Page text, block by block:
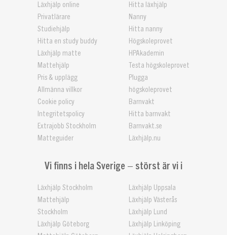
Läxhjälp online
Privatlärare
Studiehjälp
Hitta en study buddy
Läxhjälp matte
Mattehjälp
Pris & upplägg
Allmänna villkor
Cookie policy
Integritetspolicy
Extrajobb Stockholm
Matteguider
Hitta läxhjälp
Nanny
Hitta nanny
Högskoleprovet
HPAkademin
Testa högskoleprovet
Plugga
högskoleprovet
Barnvakt
Hitta barnvakt
Barnvakt.se
Läxhjälp.nu
Vi finns i hela Sverige – störst är vi i
Läxhjälp Stockholm
Mattehjälp
Stockholm
Läxhjälp Göteborg
Läxhjälp Uppsala
Läxhjälp Västerås
Läxhjälp Lund
Läxhjälp Linköping